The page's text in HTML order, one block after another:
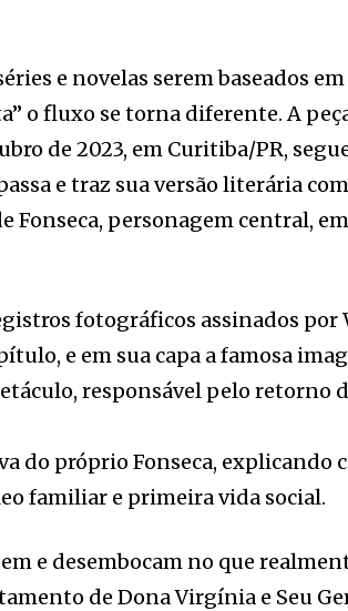
e novelas serem baseados
o fluxo se torna diferente. A
de 2023, em Curitiba/PR,
e traz sua versão literária
Fonseca, personagem central,
fotográficos assinados por
e em sua capa a famosa
responsável pelo retorno
do próprio Fonseca, explicando
familiar e primeira vida social.
e desembocam no que
de Dona Virgínia e Seu